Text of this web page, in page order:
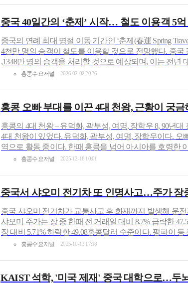
중국 40일간의 ‘춘제’ 시작… 철도 이용객 5
중국의 연례 최대 명절 이동 기간인 ‘춘제(春運 Spring
4천만 명의 승객이 철도를 이용할 것으로 전망했다. 중
,1348만 명의 승객을 처리할 것으로 예상되며, 이는 전년
홍콩수요저널 2026-02-02 20:36
홍콩 오빠 부대를 이끈 4대 천왕, 근황이 궁
홍콩의 4대 천왕 – 유덕화, 곽부성, 여명, 장학우 8, 90년
4대 천왕이 있었다. 유덕화, 곽부성, 여명, 장학우이다.
역으로 활동 중이다. 한때 홍콩을 넘어 아시아를 호령한
홍콩수요저널 2025-12-18 10:01
중국서 샤오미 전기차 또 인명사고…주가 장
중국 샤오미 전기차가 교통사고 후 화재까지 발생해 운
샤오미 주가는 장 중 한때 전 거래일 대비 8.7% 급락한
장 대비 5.71% 하락한 49.08홍콩달러 수준이다. 펑파이
홍콩수요저널 2025-10-13 17:18
KAIST 석학, '미국 제재' 중국 대학으로…두